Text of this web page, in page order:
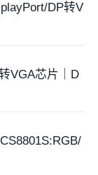
DP转V
VGA芯片｜D